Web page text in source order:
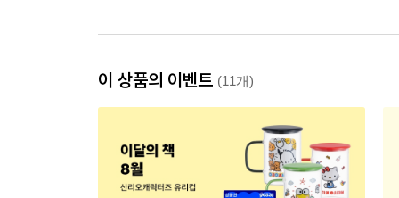
이 상품의 이벤트 (11개)